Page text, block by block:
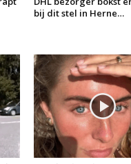
bij dit stel in Herne…